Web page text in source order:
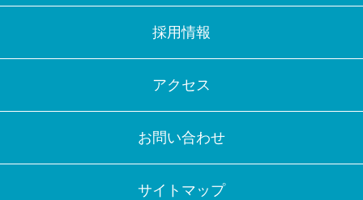
採用情報
アクセス
お問い合わせ
サイトマップ